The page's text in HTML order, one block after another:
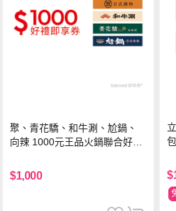
聚、青花驕、和牛涮、尬鍋、
向辣 1000元王品火鍋聯合好禮
$1,000
包